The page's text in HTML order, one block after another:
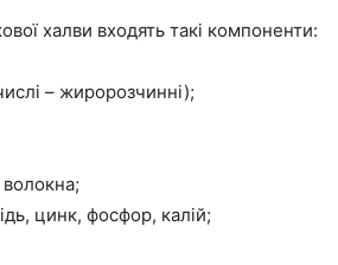
халви входять такі компоненти:
– жиророзчинні);
волокна;
цинк, фосфор, калій;